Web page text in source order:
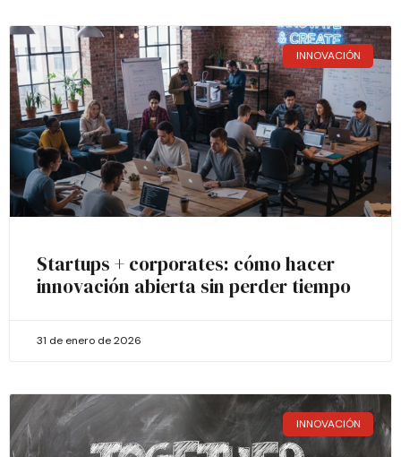
INNOVACIÓN
Startups + corporates: cómo hacer
innovación abierta sin perder tiempo
31 de enero de 2026
INNOVACIÓN